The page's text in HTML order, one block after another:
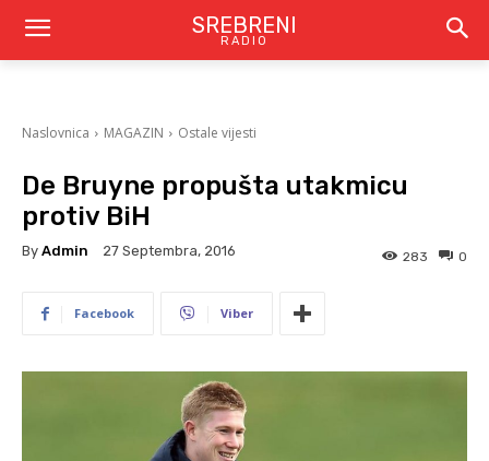
SREBRENI
RADIO
Naslovnica MAGAZIN Ostale vijesti
De Bruyne propušta utakmicu
protiv BiH
By Admin 27 Septembra, 2016 0
283
Facebook Viber